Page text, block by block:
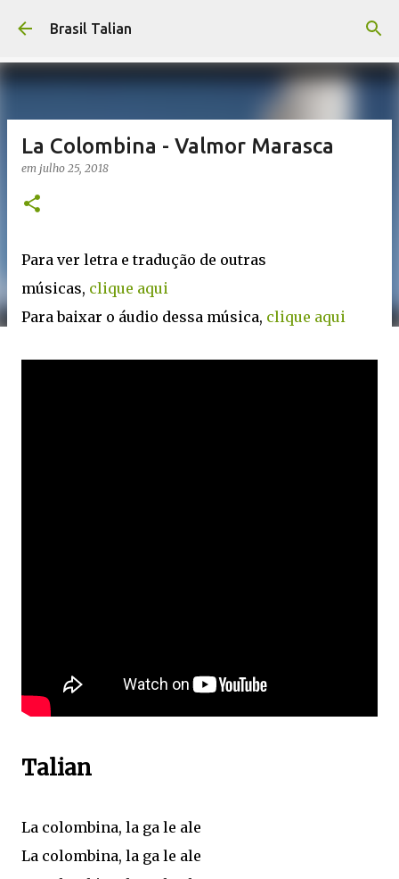
Pular para o conteúdo principal
Brasil Talian
La Colombina - Valmor Marasca
em julho 25, 2018
Para ver letra e tradução de outras
músicas, clique aqui
Para baixar o áudio dessa música, clique aqui
Talian
La colombina, la ga le ale
La colombina, la ga le ale